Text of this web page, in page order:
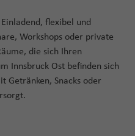
flexibel und
Workshops oder private
die sich Ihren
Innsbruck Ost befinden sich
Getränken, Snacks oder